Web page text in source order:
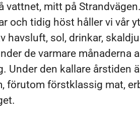
vattnet, mitt på Strandvägen.
och tidig höst håller vi vår
havsluft, sol, drinkar,
de varmare månaderna
Under den kallare årstiden
förutom förstklassig mat,